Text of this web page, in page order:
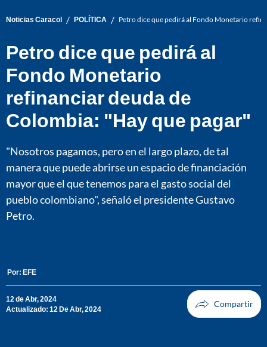
Noticias Caracol / POLÍTICA / Petro dice que pedirá al Fondo Monetario
Petro dice que pedirá al
Fondo Monetario
refinanciar deuda de
Colombia: "Hay que pagar"
"Nosotros pagamos, pero en el largo plazo, de tal
manera que puede abrirse un espacio de financiación
mayor que el que tenemos para el gasto social del
pueblo colombiano", señaló el presidente Gustavo
Petro.
Por: EFE
12 de Abr, 2024
Actualizado: 12 De Abr, 2024